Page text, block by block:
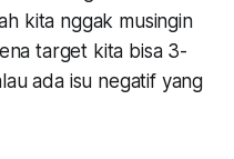
kita nggak musingin
target kita bisa 3-
ada isu negatif yang